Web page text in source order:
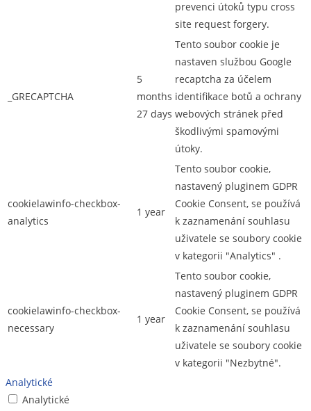
prevenci útoků typu cross
site request forgery.
_GRECAPTCHA
5
months
27 days
Tento soubor cookie je
nastaven službou Google
recaptcha za účelem
identifikace botů a ochrany
webových stránek před
škodlivými spamovými
útoky.
cookielawinfo-checkbox-
analytics
1 year
Tento soubor cookie,
nastavený pluginem GDPR
Cookie Consent, se používá
k zaznamenání souhlasu
uživatele se soubory cookie
v kategorii "Analytics" .
cookielawinfo-checkbox-
necessary
1 year
Tento soubor cookie,
nastavený pluginem GDPR
Cookie Consent, se používá
k zaznamenání souhlasu
uživatele se soubory cookie
v kategorii "Nezbytné".
Analytické
Analytické